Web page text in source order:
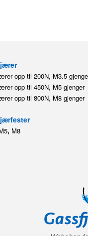
opp til 200N, M3.5
opp til 450N, M5 gjenger
opp til 800N, M8 gjenger
, M8